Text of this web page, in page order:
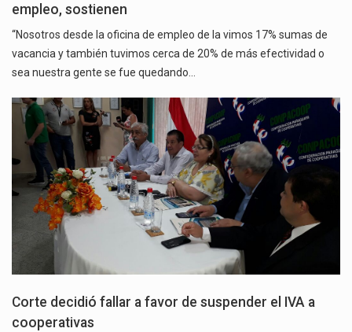
empleo, sostienen
“Nosotros desde la oficina de empleo de la vimos 17% sumas de
vacancia y también tuvimos cerca de 20% de más efectividad o
sea nuestra gente se fue quedando…
Corte decidió fallar a favor de suspender el IVA a
cooperativas